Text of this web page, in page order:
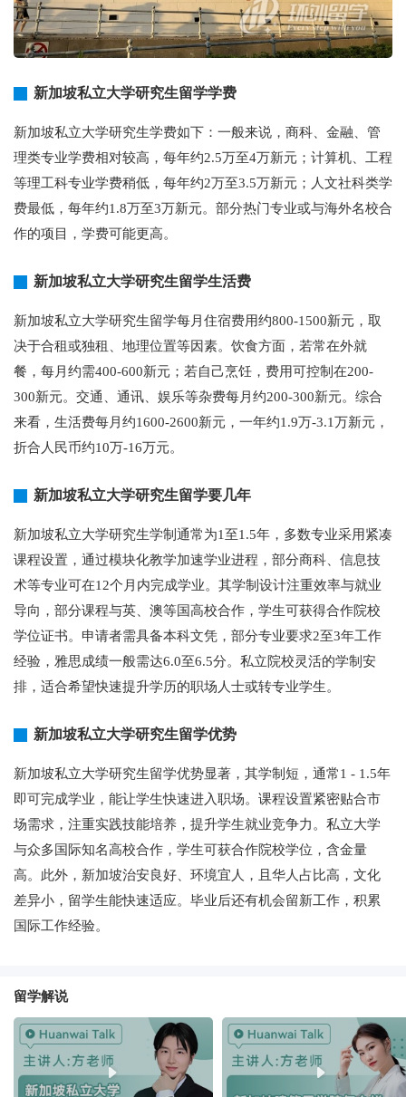
新加坡私立大学研究生留学学费
新加坡私立大学研究生学费如下：一般来说，商科、金融、管
理类专业学费相对较高，每年约2.5万至4万新元；计算机、工程
等理工科专业学费稍低，每年约2万至3.5万新元；人文社科类学
费最低，每年约1.8万至3万新元。部分热门专业或与海外名校合
作的项目，学费可能更高。
新加坡私立大学研究生留学生活费
新加坡私立大学研究生留学每月住宿费用约800-1500新元，取
决于合租或独租、地理位置等因素。饮食方面，若常在外就
餐，每月约需400-600新元；若自己烹饪，费用可控制在200-
300新元。交通、通讯、娱乐等杂费每月约200-300新元。综合
来看，生活费每月约1600-2600新元，一年约1.9万-3.1万新元，
折合人民币约10万-16万元。
新加坡私立大学研究生留学要几年
新加坡私立大学研究生学制通常为1至1.5年，多数专业采用紧凑
课程设置，通过模块化教学加速学业进程，部分商科、信息技
术等专业可在12个月内完成学业。其学制设计注重效率与就业
导向，部分课程与英、澳等国高校合作，学生可获得合作院校
学位证书。申请者需具备本科文凭，部分专业要求2至3年工作
经验，雅思成绩一般需达6.0至6.5分。私立院校灵活的学制安
排，适合希望快速提升学历的职场人士或转专业学生。
新加坡私立大学研究生留学优势
新加坡私立大学研究生留学优势显著，其学制短，通常1 - 1.5年
即可完成学业，能让学生快速进入职场。课程设置紧密贴合市
场需求，注重实践技能培养，提升学生就业竞争力。私立大学
与众多国际知名高校合作，学生可获合作院校学位，含金量
高。此外，新加坡治安良好、环境宜人，且华人占比高，文化
差异小，留学生能快速适应。毕业后还有机会留新工作，积累
国际工作经验。
留学解说